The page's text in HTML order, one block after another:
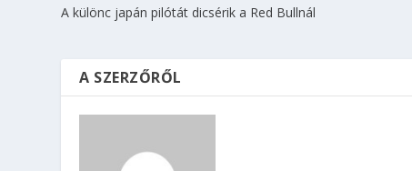
A különc japán pilótát dicsérik a Red Bullnál
A SZERZŐRŐL